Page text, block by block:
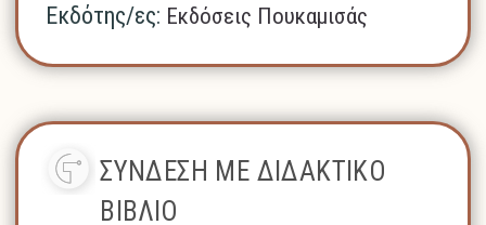
Εκδότης/ες: Εκδόσεις Πουκαμισάς
ΣΥΝΔΕΣΗ ΜΕ ΔΙΔΑΚΤΙΚΟ
ΒΙΒΛΙΟ